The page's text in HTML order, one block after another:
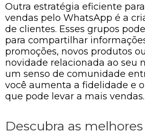
Outra estratégia eficiente
vendas pelo WhatsApp é a
de clientes. Esses grupos
para compartilhar
promoções, novos produtos
novidade relacionada ao seu
um senso de comunidade
você aumenta a fidelidade e
que pode levar a mais vendas.
Descubra as